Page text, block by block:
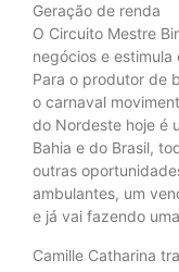
Geração de renda
O Circuito Mestre
negócios e
Para o produtor de
o carnaval
do Nordeste hoje é
Bahia e do Brasil,
outras
ambulantes, um
e já vai fazendo
Camille Catharina